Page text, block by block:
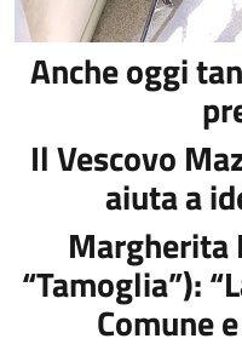
Anche oggi
Il Vescovo
aiuta a
Margherita
“Tamoglia”):
Comune